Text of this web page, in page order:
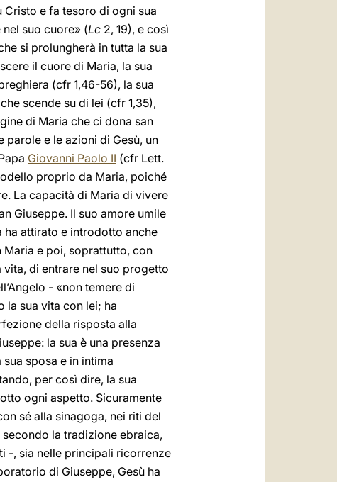
Cristo e fa tesoro di ogni sua
suo cuore» (Lc 2, 19), e così
si prolungherà in tutta la sua
il cuore di Maria, la sua
(cfr 1,46-56), la sua
scende su di lei (cfr 1,35),
di Maria che ci dona san
e le azioni di Gesù, un
Giovanni Paolo II (cfr Lett.
proprio da Maria, poiché
La capacità di Maria di vivere
Giuseppe. Il suo amore umile
ha attirato e introdotto anche
Maria e poi, soprattutto, con
di entrare nel suo progetto
- «non temere di
la sua vita con lei; ha
della risposta alla
la sua è una presenza
sposa e in intima
per così dire, la sua
ogni aspetto. Sicuramente
sé alla sinagoga, nei riti del
la tradizione ebraica,
-, sia nelle principali ricorrenze
di Giuseppe, Gesù ha